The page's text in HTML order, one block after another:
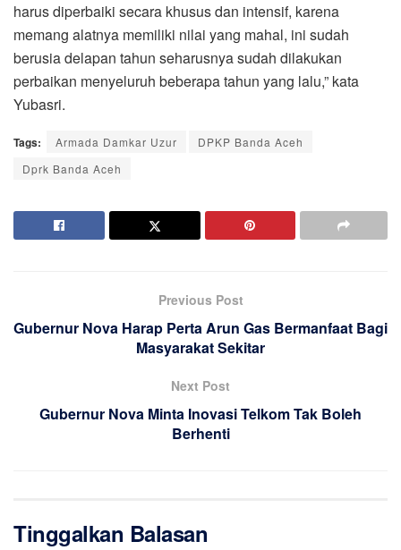
harus diperbaiki secara khusus dan intensif, karena
memang alatnya memiliki nilai yang mahal, ini sudah
berusia delapan tahun seharusnya sudah dilakukan
perbaikan menyeluruh beberapa tahun yang lalu,” kata
Yubasri.
Tags: Armada Damkar Uzur
DPKP Banda Aceh
Dprk Banda Aceh
Previous Post
Gubernur Nova Harap Perta Arun Gas Bermanfaat Bagi
Masyarakat Sekitar
Next Post
Gubernur Nova Minta Inovasi Telkom Tak Boleh
Berhenti
Tinggalkan Balasan